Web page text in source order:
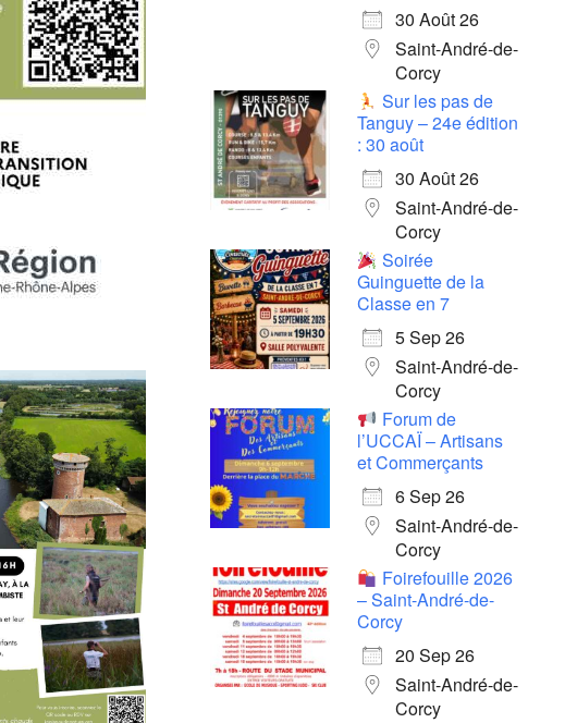
Office 365 Outlook Live
30 Août 26
Saint-André-de-
Corcy
Sur les pas de
Tanguy – 24e édition
: 30 août
30 Août 26
Saint-André-de-
Corcy
Soirée
Guinguette de la
Classe en 7
5 Sep 26
Saint-André-de-
Corcy
Forum de
l’UCCAÏ – Artisans
et Commerçants
6 Sep 26
Saint-André-de-
Corcy
Foirefouille 2026
– Saint-André-de-
Corcy
20 Sep 26
Saint-André-de-
Corcy